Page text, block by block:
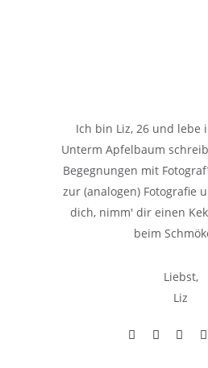
Ich bin Liz, 26 und lebe
Unterm Apfelbaum
Begegnungen mit
zur (analogen) Fotografie
dich, nimm' dir einen
beim
Liebst,
Liz